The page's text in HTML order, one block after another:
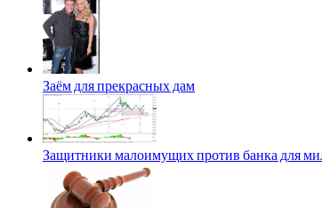
Заём для прекрасных дам
Защитники малоимущих против банка для